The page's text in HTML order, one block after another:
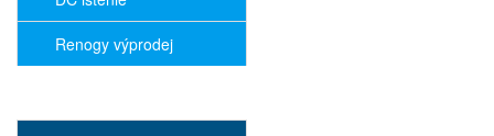
Renogy výprodej